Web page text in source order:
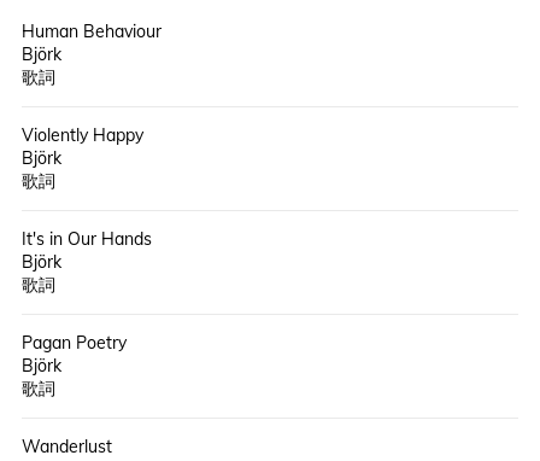
Human Behaviour
Björk
歌詞
Violently Happy
Björk
歌詞
It's in Our Hands
Björk
歌詞
Pagan Poetry
Björk
歌詞
Wanderlust